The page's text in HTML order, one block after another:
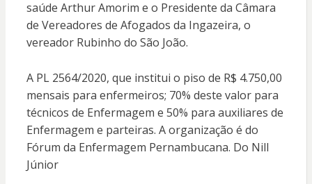
saúde Arthur Amorim e o Presidente da Câmara
de Vereadores de Afogados da Ingazeira, o
vereador Rubinho do São João.
A PL 2564/2020, que institui o piso de R$ 4.750,00
mensais para enfermeiros; 70% deste valor para
técnicos de Enfermagem e 50% para auxiliares de
Enfermagem e parteiras. A organização é do
Fórum da Enfermagem Pernambucana. Do Nill
Júnior